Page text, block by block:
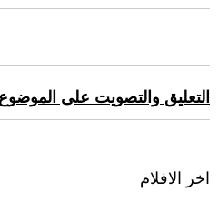
التعليق والتصويت على
اخر الافلام